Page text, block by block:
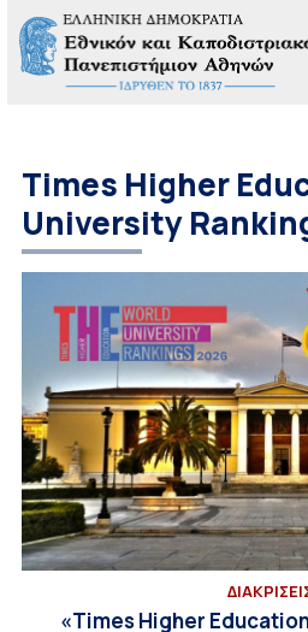
Times Higher
University
«Times Higher